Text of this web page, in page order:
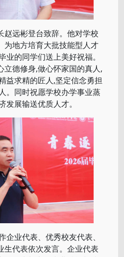
远彬登台致辞。他对学校
为地方培育大批技能型人才
业的同学们送上美好祝福。
立德修身,做心怀家国的真人,
益求精的匠人,坚定信念勇担
。同时祝愿学校办学事业蒸
发展输送优质人才。
业代表、优秀校友代表、
生代表依次发言。企业代表